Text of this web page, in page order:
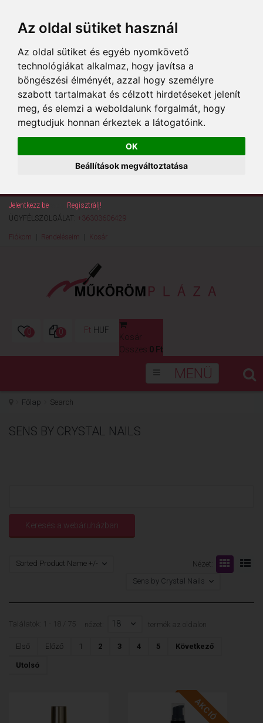
Az oldal sütiket használ
Az oldal sütiket és egyéb nyomkövető
technológiákat alkalmaz, hogy javítsa a
böngészési élményét, azzal hogy személyre
szabott tartalmakat és célzott hirdetéseket jelenít
meg, és elemzi a weboldalunk forgalmát, hogy
megtudjuk honnan érkeztek a látogatóink.
OK
Beállítások megváltoztatása
Jelentkezz be
Regisztrálj!
ÜGYFÉLSZOLGÁLAT: +36303606429
Fiókom Rendeléseim Kosár
0 0 Ft HUF
Kosár
Összes: 0 Ft
MENÜ
Főlap Search
SENS BY CRYSTAL NAILS
Nézet:
Sorted Product Name +/-
Sens by Crystal Nails
Találatok: 1 - 18 / 75 nézet: 18 termék az oldalon
Első Előző 1 2 3 4 5 Következő
Utolsó
AKCIÓ